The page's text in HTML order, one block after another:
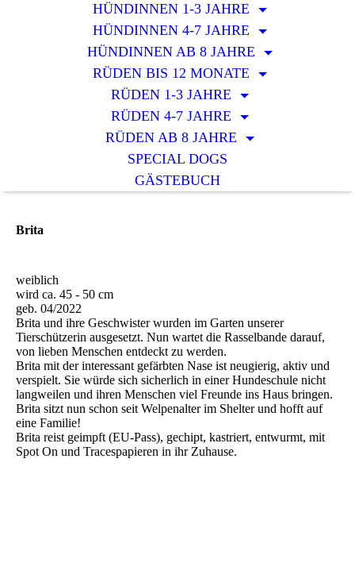
HÜNDINNEN 1-3 JAHRE
HÜNDINNEN 4-7 JAHRE
HÜNDINNEN AB 8 JAHRE
RÜDEN BIS 12 MONATE
RÜDEN 1-3 JAHRE
RÜDEN 4-7 JAHRE
RÜDEN AB 8 JAHRE
SPECIAL DOGS
GÄSTEBUCH
Brita
weiblich
wird ca. 45 - 50 cm
geb. 04/2022
Brita und ihre Geschwister wurden im Garten unserer
Tierschützerin ausgesetzt. Nun wartet die Rasselbande darauf,
von lieben Menschen entdeckt zu werden.
Brita mit der interessant gefärbten Nase ist neugierig, aktiv und
verspielt. Sie würde sich sicherlich in einer Hundeschule nicht
langweilen und ihren Menschen viel Freunde ins Haus bringen.
Brita sitzt nun schon seit Welpenalter im Shelter und hofft auf
eine Familie!
Brita reist geimpft (EU-Pass), gechipt, kastriert, entwurmt, mit
Spot On und Tracespapieren in ihr Zuhause.